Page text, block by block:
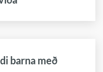
barna með